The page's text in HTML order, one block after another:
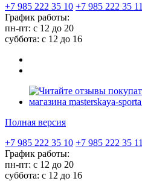
+7 985 222 35 10 +7 985 222 35 11
График работы:
пн-пт: с 12 до 20
суббота: c 12 до 16
Полная версия
+7 985 222 35 10 +7 985 222 35 11
График работы:
пн-пт: с 12 до 20
суббота: c 12 до 16